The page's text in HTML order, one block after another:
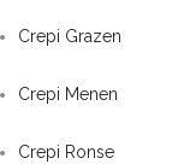
Crepi Grazen
Crepi Menen
Crepi Ronse